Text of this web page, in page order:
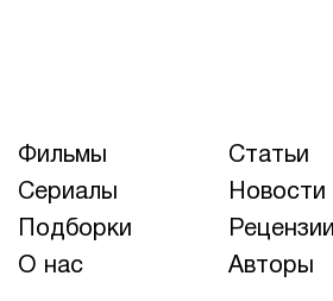
Фильмы
Статьи
Сериалы
Новости
Подборки
Рецензии
О нас
Авторы